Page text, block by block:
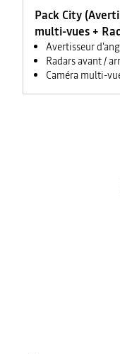
Pack City
multi-vues +
Avertisseur
Radars avant /
Caméra multi-